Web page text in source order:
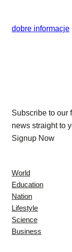
dobre informacje
Subscribe to our
news straight to
Signup Now
World
Education
Nation
Lifestyle
Science
Business